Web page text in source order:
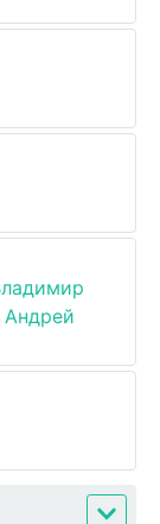
Андрей